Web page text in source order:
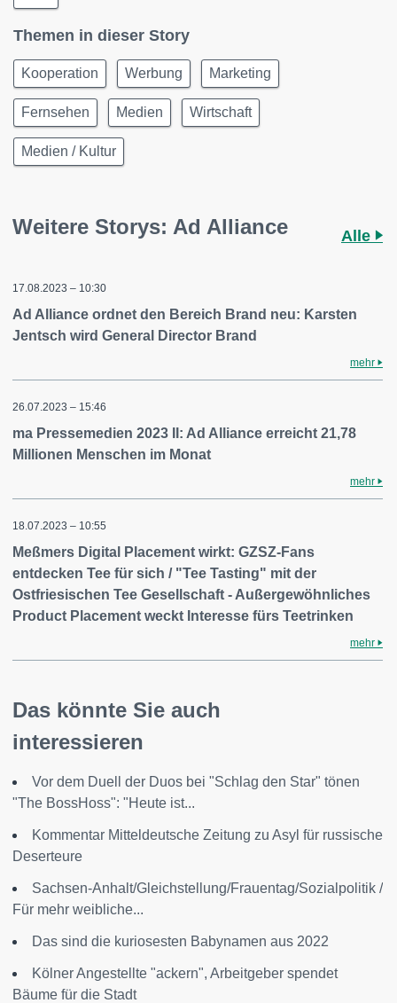
Themen in dieser Story
Kooperation Werbung Marketing
Fernsehen Medien Wirtschaft
Medien / Kultur
Weitere Storys: Ad Alliance Alle
17.08.2023 – 10:30
Ad Alliance ordnet den Bereich Brand neu: Karsten
Jentsch wird General Director Brand
mehr
26.07.2023 – 15:46
ma Pressemedien 2023 II: Ad Alliance erreicht 21,78
Millionen Menschen im Monat
mehr
18.07.2023 – 10:55
Meßmers Digital Placement wirkt: GZSZ-Fans
entdecken Tee für sich / "Tee Tasting" mit der
Ostfriesischen Tee Gesellschaft - Außergewöhnliches
Product Placement weckt Interesse fürs Teetrinken
mehr
Das könnte Sie auch
interessieren
Vor dem Duell der Duos bei "Schlag den Star" tönen
"The BossHoss": "Heute ist...
Kommentar Mitteldeutsche Zeitung zu Asyl für russische
Deserteure
Sachsen-Anhalt/Gleichstellung/Frauentag/Sozialpolitik /
Für mehr weibliche...
Das sind die kuriosesten Babynamen aus 2022
Kölner Angestellte "ackern", Arbeitgeber spendet
Bäume für die Stadt